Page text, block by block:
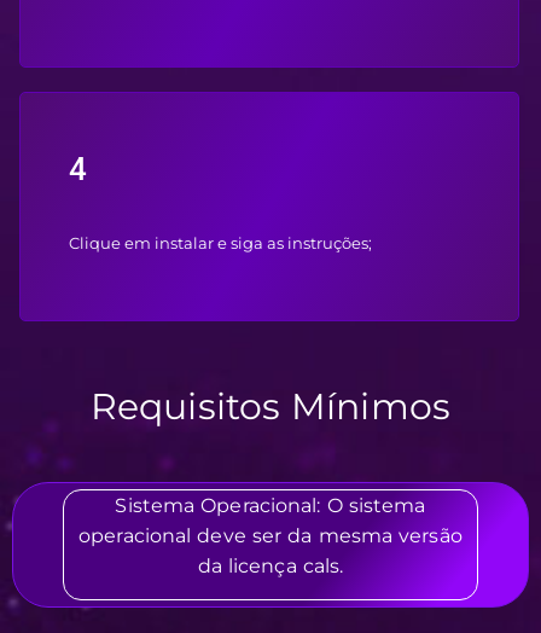
4
Clique em instalar e siga as instruções;
Requisitos Mínimos
Sistema Operacional: O sistema
operacional deve ser da mesma versão
da licença cals.